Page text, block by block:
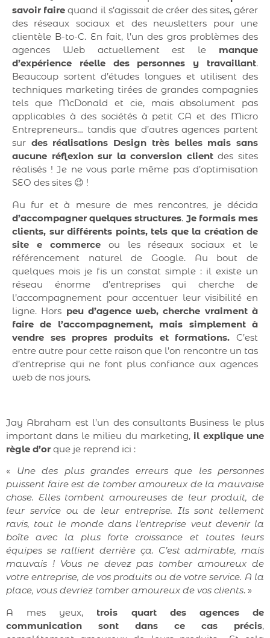
savoir faire quand il s’agissait de créer des sites, gérer
des réseaux sociaux et des newsletters pour une
clientèle B-to-C. En fait, l’un des gros problèmes des
agences Web actuellement est le manque
d’expérience réelle des personnes y travaillant.
Beaucoup sortent d’études longues et utilisent des
techniques marketing tirées de grandes compagnies
tels que McDonald et cie, mais absolument pas
applicables à des sociétés à petit CA et des Micro
Entrepreneurs… tandis que d’autres agences partent
sur des réalisations Design très belles mais sans
aucune réflexion sur la conversion clientdes sites
réalisés ! Je ne vous parle même pas d’optimisation
SEO des sites 😉 !
Au fur et à mesure de mes rencontres, je décida
d’accompagner quelques structures. Je formais mes
clients, sur différents points, tels que la création de
site e commerceou les réseaux sociaux et le
référencement naturel de Google. Au bout de
quelques mois je fis un constat simple : il existe un
réseau énorme d’entreprises qui cherche de
l’accompagnement pour accentuer leur visibilité en
ligne. Hors peu d’agence web, cherche vraiment à
faire de l’accompagnement, mais simplement à
vendre ses propres produits et formations. C’est
entre autre pour cette raison que l’on rencontre un tas
d’entreprise qui ne font plus confiance aux agences
web de nos jours.
Jay Abraham est l’un des consultants Business le plus
important dans le milieu du marketing, il explique une
règle d’or que je reprend ici :
« Une des plus grandes erreurs que les personnes
puissent faire est de tomber amoureux de la mauvaise
chose. Elles tombent amoureuses de leur produit, de
leur service ou de leur entreprise. Ils sont tellement
ravis, tout le monde dans l’entreprise veut devenir la
boîte avec la plus forte croissance et toutes leurs
équipes se rallient derrière ça. C’est admirable, mais
mauvais ! Vous ne devez pas tomber amoureux de
votre entreprise, de vos produits ou de votre service. A la
place, vous devriez tomber amoureux de vos clients. »
A mes yeux, trois quart des agences de
communication sont dans ce cas précis,